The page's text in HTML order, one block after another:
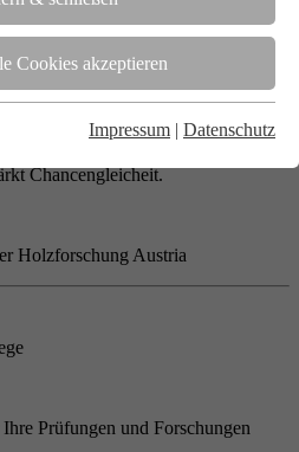
Cookies akzeptieren
Impressum | Datenschutz
in unseren Mitarbeiter:innen
Chancengleicheit.
Holzforschung Austria
Prüfungen und Forschungen